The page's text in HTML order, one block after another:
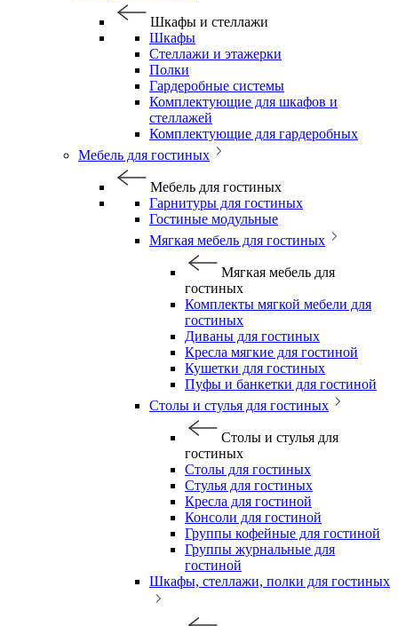
Шкафы и стеллажи
Шкафы
Стеллажи и этажерки
Полки
Гардеробные системы
Комплектующие для шкафов и
стеллажей
Комплектующие для гардеробных
Мебель для гостиных
Мебель для гостиных
Гарнитуры для гостиных
Гостиные модульные
Мягкая мебель для гостиных
Мягкая мебель для
гостиных
Комплекты мягкой мебели для
гостиных
Диваны для гостиных
Кресла мягкие для гостиной
Кушетки для гостиных
Пуфы и банкетки для гостиной
Столы и стулья для гостиных
Столы и стулья для
гостиных
Столы для гостиных
Стулья для гостиных
Кресла для гостиной
Консоли для гостиной
Группы кофейные для гостиной
Группы журнальные для
гостиной
Шкафы, стеллажи, полки для гостиных